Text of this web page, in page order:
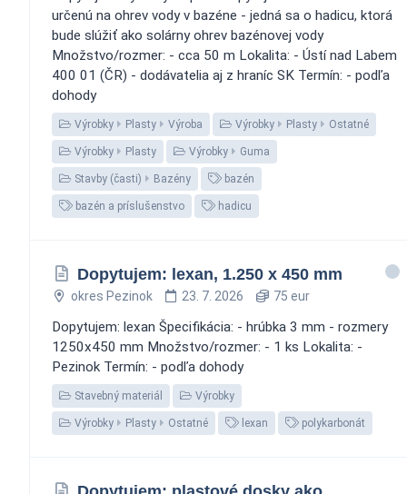
určenú na ohrev vody v bazéne - jedná sa o hadicu, ktorá
bude slúžiť ako solárny ohrev bazénovej vody
Množstvo/rozmer: - cca 50 m Lokalita: - Ústí nad Labem
400 01 (ČR) - dodávatelia aj z hraníc SK Termín: - podľa
dohody
Výrobky Plasty Výroba Výrobky Plasty Ostatné
Výrobky Plasty Výrobky Guma
Stavby (časti) Bazény bazén
bazén a príslušenstvo hadicu
Dopytujem: lexan, 1.250 x 450 mm
okres Pezinok 23. 7. 2026 75 eur
Dopytujem: lexan Špecifikácia: - hrúbka 3 mm - rozmery
1250x450 mm Množstvo/rozmer: - 1 ks Lokalita: -
Pezinok Termín: - podľa dohody
Stavebný materiál Výrobky
Výrobky Plasty Ostatné lexan polykarbonát